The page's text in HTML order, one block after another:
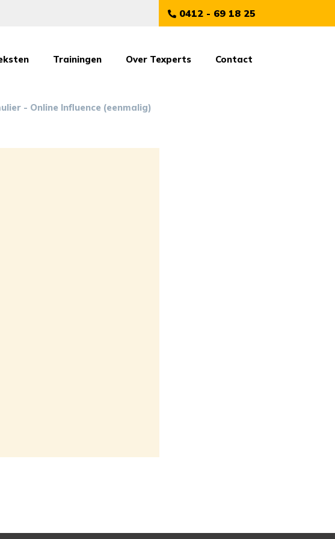
0412 - 69 18 25
Trainingen Over Texperts Contact
- Online Influence (eenmalig)